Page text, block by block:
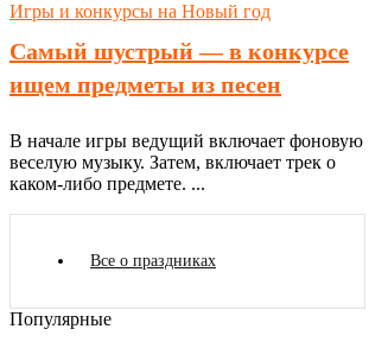
Игры и конкурсы на Новый год
Самый шустрый — в конкурсе
ищем предметы из песен
В начале игры ведущий включает фоновую
веселую музыку. Затем, включает трек о
каком-либо предмете. ...
Все о праздниках
Популярные